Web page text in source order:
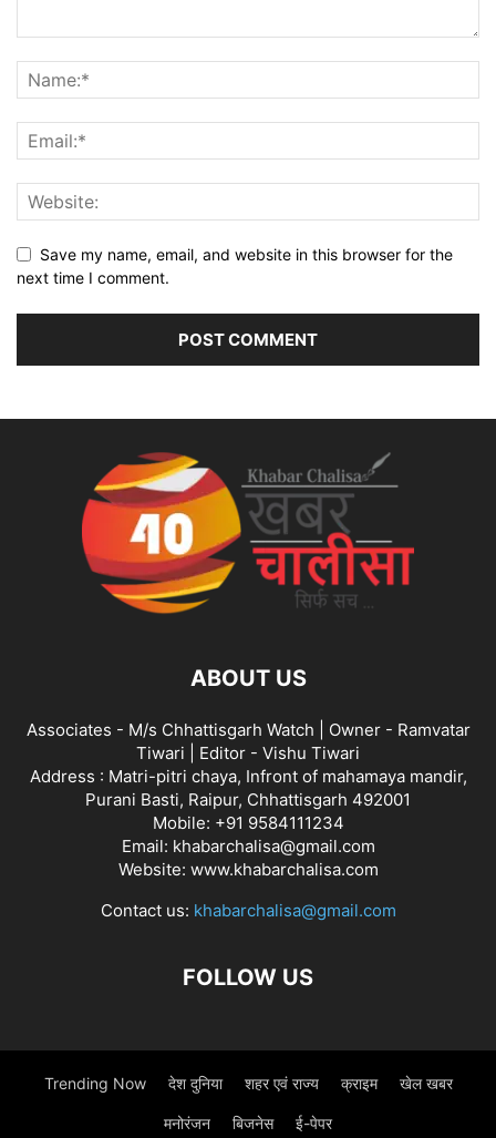
Save my name, email, and website in this browser for the
next time I comment.
ABOUT US
Associates - M/s Chhattisgarh Watch | Owner - Ramvatar
Tiwari | Editor - Vishu Tiwari
Address : Matri-pitri chaya, Infront of mahamaya mandir,
Purani Basti, Raipur, Chhattisgarh 492001
Mobile: +91 9584111234
Email: khabarchalisa@gmail.com
Website: www.khabarchalisa.com
Contact us: khabarchalisa@gmail.com
FOLLOW US
Trending Now देश दुनिया शहर एवं राज्य क्राइम खेल खबर
मनोरंजन बिजनेस ई-पेपर